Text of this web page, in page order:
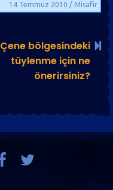
14 Temmuz 2010 / Misafir
Çene bölgesindeki
tüylenme için ne
önerirsiniz?